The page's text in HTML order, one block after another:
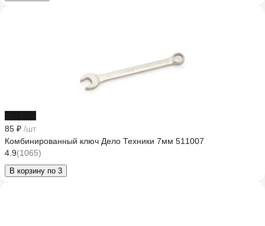
85 ₽ /шт
Комбинированный ключ Дело Техники 7мм 511007
4.9(1065)
В корзину по 3